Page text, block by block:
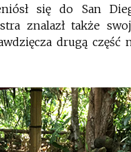
się do San
znalazł także
drugą